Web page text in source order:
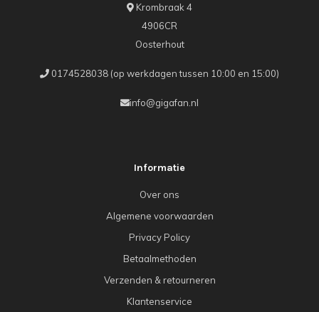
Krombraak 4
4906CR
Oosterhout
0174528038 (op werkdagen tussen 10:00 en 15:00)
info@gigafan.nl
Informatie
Over ons
Algemene voorwaarden
Privacy Policy
Betaalmethoden
Verzenden & retourneren
Klantenservice